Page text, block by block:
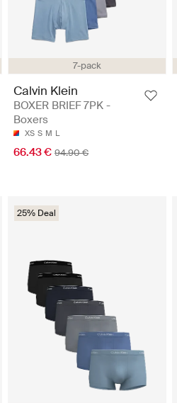
7-pack
Calvin Klein
BOXER BRIEF 7PK -
Boxers
XS S M L
66.43 € 94.90 €
25% Deal